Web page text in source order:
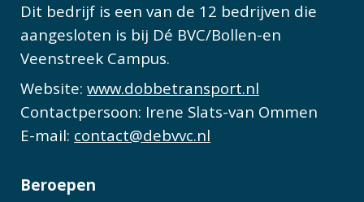
Dit bedrijf is een van de 12 bedrijven die
aangesloten is bij Dé BVC/Bollen-en
Veenstreek Campus.
Website:www.dobbetransport.nl
Contactpersoon: Irene Slats-van Ommen
E-mail: contact@debvvc.nl
Beroepen